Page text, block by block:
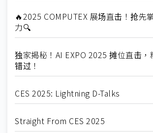
🔥2025 COMPUTEX 展场直击！抢先
力🔍
独家揭秘！AI EXPO 2025 摊位直击，
错过！
CES 2025: Lightning D-Talks
Straight From CES 2025